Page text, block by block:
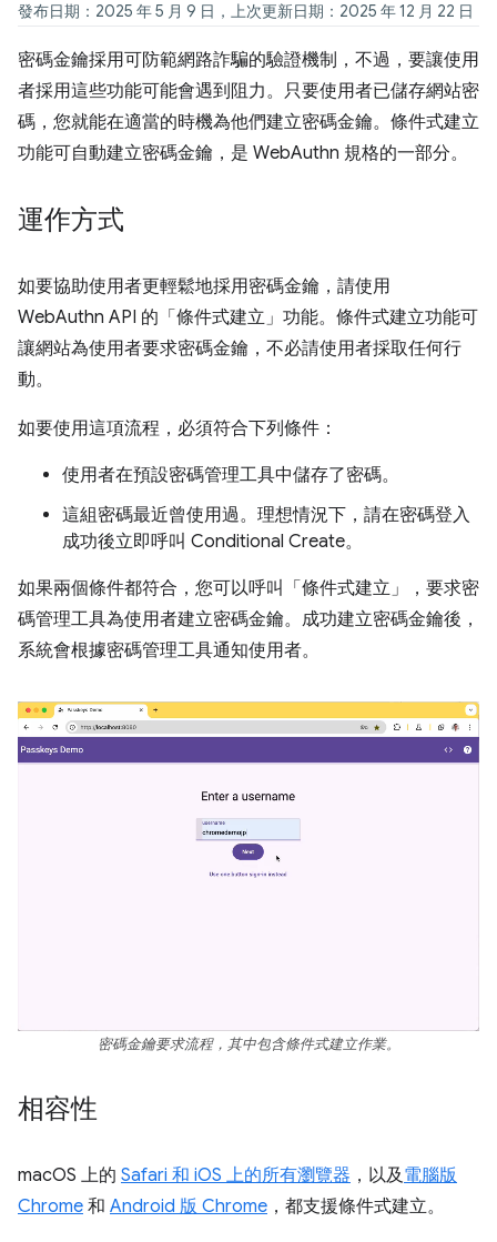
發布日期：2025 年 5 月 9 日，上次更新日期：2025 年 12 月 22 日
密碼金鑰採用可防範網路詐騙的驗證機制，不過，要讓使用
者採用這些功能可能會遇到阻力。只要使用者已儲存網站密
碼，您就能在適當的時機為他們建立密碼金鑰。條件式建立
功能可自動建立密碼金鑰，是 WebAuthn 規格的一部分。
運作方式
如要協助使用者更輕鬆地採用密碼金鑰，請使用
WebAuthn API 的「條件式建立」 功能。條件式建立功能可
讓網站為使用者要求密碼金鑰，不必請使用者採取任何行
動。
如要使用這項流程，必須符合下列條件：
使用者在預設密碼管理工具中儲存了密碼。
這組密碼最近曾使用過。理想情況下，請在密碼登入
成功後立即呼叫 Conditional Create。
如果兩個條件都符合，您可以呼叫「條件式建立」，要求密
碼管理工具為使用者建立密碼金鑰。成功建立密碼金鑰後，
系統會根據密碼管理工具通知使用者。
密碼金鑰要求流程，其中包含條件式建立作業。
相容性
macOS 上的 Safari 和 iOS 上的所有瀏覽器 ，以及 電腦版
Chrome 和 Android 版 Chrome ，都支援條件式建立。